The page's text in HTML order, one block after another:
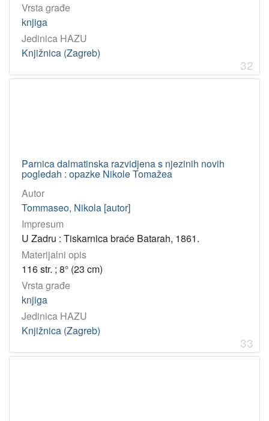
Vrsta građe
knjiga
Jedinica HAZU
Knjižnica (Zagreb)
32
Parnica dalmatinska razvidjena s njezinih novih
pogledah : opazke Nikole Tomažea
Autor
Tommaseo, Nikola [autor]
Impresum
U Zadru : Tiskarnica braće Batarah, 1861.
Materijalni opis
116 str. ; 8° (23 cm)
Vrsta građe
knjiga
Jedinica HAZU
Knjižnica (Zagreb)
33